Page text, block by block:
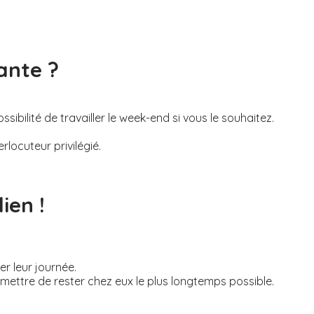
?
de travailler le week-end si vous le souhaitez.
privilégié.
!
leur journée.
de rester chez eux le plus longtemps possible.